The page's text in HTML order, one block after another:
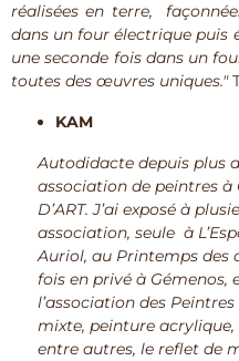
réalisées en terre,
dans un four électrique puis
une seconde fois dans un
toutes des œuvres uniques."
KAM
Autodidacte depuis plus
association de peintres à
D’ART. J’ai exposé à
association, seule à
Auriol, au Printemps des
fois en privé à Gémenos,
l’association des
mixte, peinture
entre autres, le reflet de